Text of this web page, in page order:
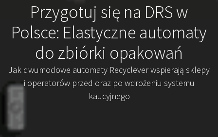
Przygotuj się na DRS w
Polsce: Elastyczne automaty
do zbiórki opakowań
Jak dwumodowe automaty Recyclever wspierają sklepy
i operatorów przed oraz po wdrożeniu systemu
kaucyjnego